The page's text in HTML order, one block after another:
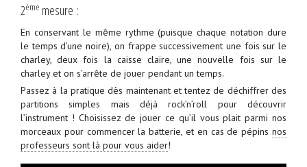
2ème mesure :
En conservant le même rythme (puisque chaque notation dure
le temps d’une noire), on frappe successivement une fois sur le
charley, deux fois la caisse claire, une nouvelle fois sur le
charley et on s’arrête de jouer pendant un temps.
Passez à la pratique dès maintenant et tentez de déchiffrer des
partitions simples mais déjà rock’n’roll pour découvrir
l’instrument ! Choisissez de jouer ce qu’il vous plait parmi nos
morceaux pour commencer la batterie, et en cas de pépins nos
professeurs sont là pour vous aider!